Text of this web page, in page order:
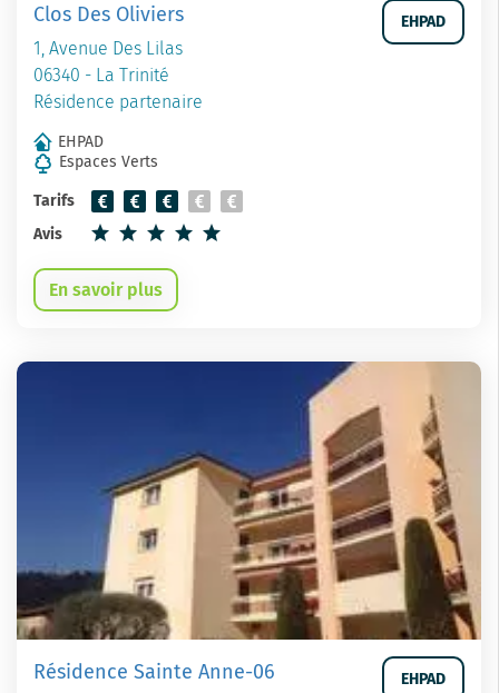
Clos Des Oliviers
1, Avenue Des Lilas
06340 - La Trinité
Résidence partenaire
EHPAD
EHPAD
Espaces Verts
Tarifs
Avis
En savoir plus
Résidence Sainte Anne-06 EHPAD